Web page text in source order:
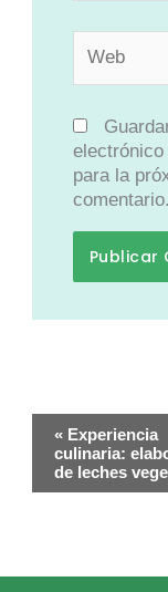
para la
comentario.
Navegación
del
Evento
« Experiencia
culinaria:
de leches